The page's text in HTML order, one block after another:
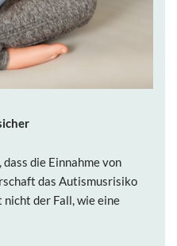
die Einnahme von
das Autismusrisiko
nicht der Fall, wie eine